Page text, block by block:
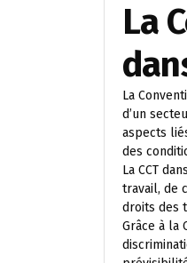
La
La
d’un
aspects
des
La CCT
travail, de
droits des
Grâce à la